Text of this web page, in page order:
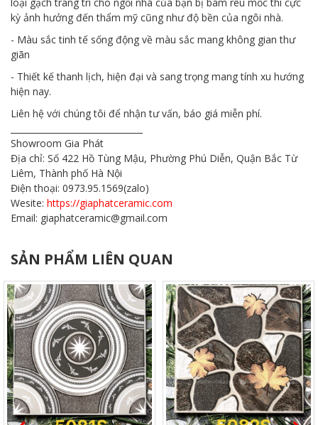
loại gạch trang trí cho ngồi nhà của bạn bị bám rêu mốc thì cực
kỳ ảnh hưởng đến thẩm mỹ cũng như độ bền của ngôi nhà.
- Màu sắc tinh tế sống động về màu sắc mang không gian thư
giãn
- Thiết kế thanh lịch, hiện đại và sang trọng mang tính xu hướng
hiện nay.
Liên hệ với chúng tôi để nhận tư vấn, báo giá miễn phí.
Showroom Gia Phát
Địa chỉ: Số 422 Hồ Tùng Mậu, Phường Phú Diễn, Quận Bắc Từ
Liêm, Thành phố Hà Nội
Điện thoại: 0973.95.1569(zalo)
Wesite: https://giaphatceramic.com
Email: giaphatceramic@gmail.com
SẢN PHẨM LIÊN QUAN
XEM NHANH XEM NHANH